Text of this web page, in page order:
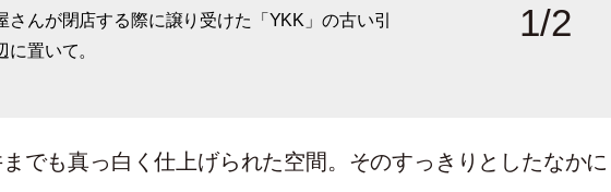
さんが閉店する際に譲り受けた「YKK」の古い引
に置いて。
を自作した棚に。「小さな道具がかわいらしいの
にしています」
1/2
でも真っ白く仕上げられた空間。そのすっきりとしたなかに